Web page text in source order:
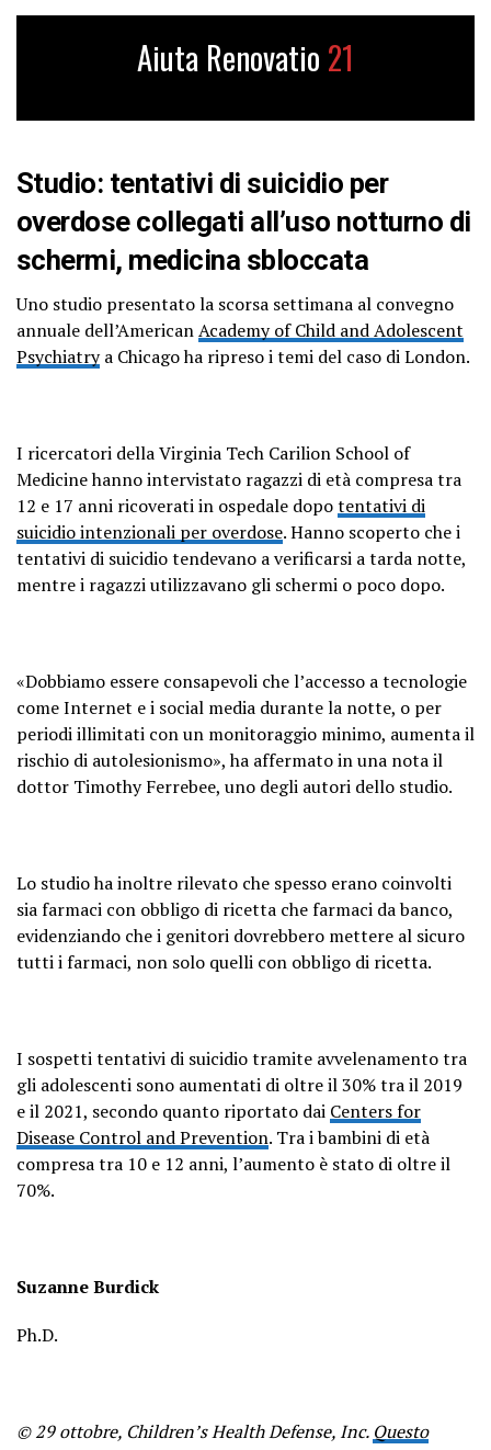
Aiuta Renovatio 21
Studio: tentativi di suicidio per
overdose collegati all’uso notturno di
schermi, medicina sbloccata
Uno studio presentato la scorsa settimana al convegno
annuale dell’AmericanAcademy of Child and Adolescent
Psychiatrya Chicago ha ripreso i temi del caso di London.
I ricercatori della Virginia Tech Carilion School of
Medicine hanno intervistato ragazzi di età compresa tra
12 e 17 anni ricoverati in ospedale dopotentativi di
suicidio intenzionali per overdose. Hanno scoperto che i
tentativi di suicidio tendevano a verificarsi a tarda notte,
mentre i ragazzi utilizzavano gli schermi o poco dopo.
«Dobbiamo essere consapevoli che l’accesso a tecnologie
come Internet e i social media durante la notte, o per
periodi illimitati con un monitoraggio minimo, aumenta il
rischio di autolesionismo», ha affermato in una nota il
dottor Timothy Ferrebee, uno degli autori dello studio.
Lo studio ha inoltre rilevato che spesso erano coinvolti
sia farmaci con obbligo di ricetta che farmaci da banco,
evidenziando che i genitori dovrebbero mettere al sicuro
tutti i farmaci, non solo quelli con obbligo di ricetta.
I sospetti tentativi di suicidio tramite avvelenamento tra
gli adolescenti sono aumentati di oltre il 30% tra il 2019
e il 2021, secondo quanto riportato dai Centers for
Disease Control and Prevention. Tra i bambini di età
compresa tra 10 e 12 anni, l’aumento è stato di oltre il
70%.
Suzanne Burdick
Ph.D.
© 29 ottobre, Children’s Health Defense, Inc. Questo